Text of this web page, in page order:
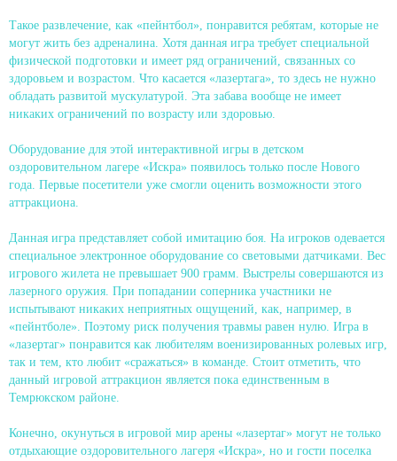
Такое развлечение, как «пейнтбол», понравится ребятам, которые не
могут жить без адреналина. Хотя данная игра требует специальной
физической подготовки и имеет ряд ограничений, связанных со
здоровьем и возрастом. Что касается «лазертага», то здесь не нужно
обладать развитой мускулатурой. Эта забава вообще не имеет
никаких ограничений по возрасту или здоровью.
Оборудование для этой интерактивной игры в детском
оздоровительном лагере «Искра» появилось только после Нового
года. Первые посетители уже смогли оценить возможности этого
аттракциона.
Данная игра представляет собой имитацию боя. На игроков одевается
специальное электронное оборудование со световыми датчиками. Вес
игрового жилета не превышает 900 грамм. Выстрелы совершаются из
лазерного оружия. При попадании соперника участники не
испытывают никаких неприятных ощущений, как, например, в
«пейнтболе». Поэтому риск получения травмы равен нулю. Игра в
«лазертаг» понравится как любителям военизированных ролевых игр,
так и тем, кто любит «сражаться» в команде. Стоит отметить, что
данный игровой аттракцион является пока единственным в
Темрюкском районе.
Конечно, окунуться в игровой мир арены «лазертаг» могут не только
отдыхающие оздоровительного лагеря «Искра», но и гости поселка